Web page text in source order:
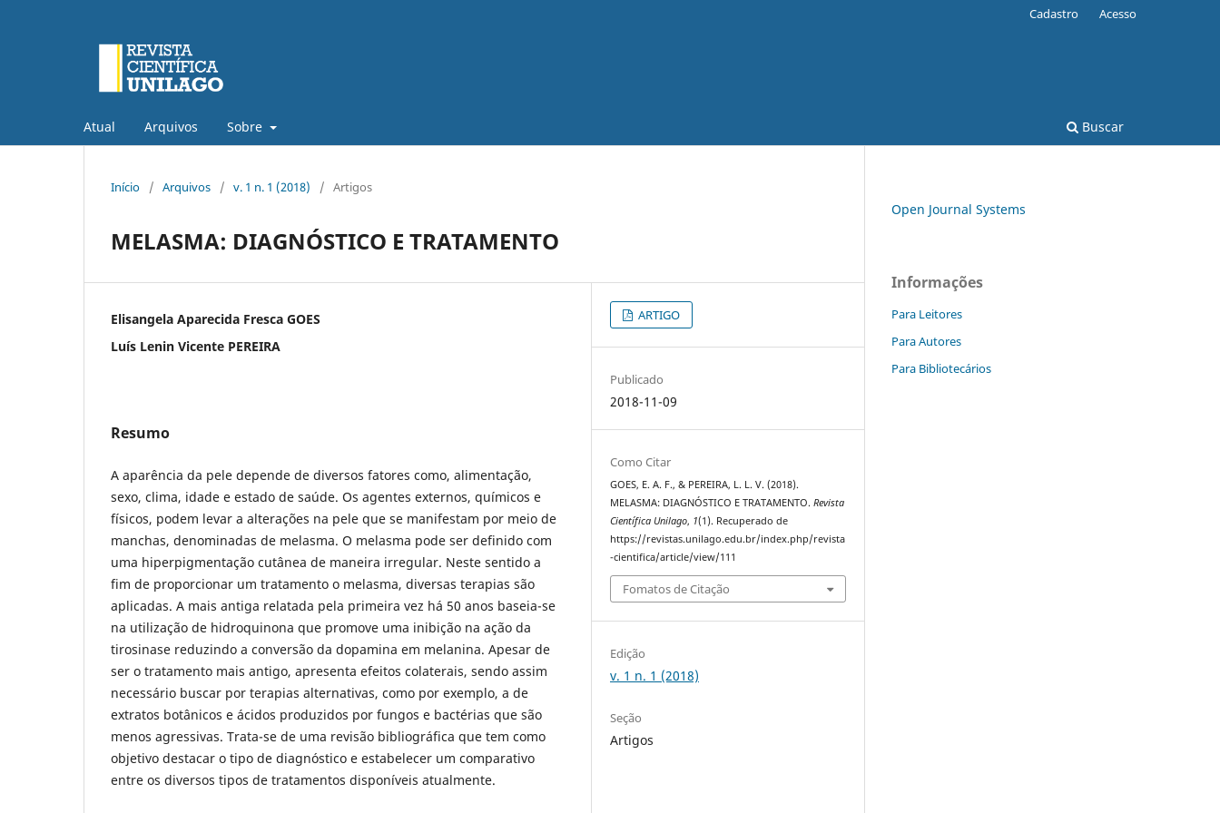
Atual Arquivos Sobre Buscar
Cadastro Acesso
Início / Arquivos / v. 1 n. 1 (2018) / Artigos
MELASMA: DIAGNÓSTICO E TRATAMENTO
Elisangela Aparecida Fresca GOES
Luís Lenin Vicente PEREIRA
Resumo
A aparência da pele depende de diversos fatores como, alimentação,
sexo, clima, idade e estado de saúde. Os agentes externos, químicos e
físicos, podem levar a alterações na pele que se manifestam por meio de
manchas, denominadas de melasma. O melasma pode ser definido com
uma hiperpigmentação cutânea de maneira irregular. Neste sentido a
fim de proporcionar um tratamento o melasma, diversas terapias são
aplicadas. A mais antiga relatada pela primeira vez há 50 anos baseia-se
na utilização de hidroquinona que promove uma inibição na ação da
tirosinase reduzindo a conversão da dopamina em melanina. Apesar de
ser o tratamento mais antigo, apresenta efeitos colaterais, sendo assim
necessário buscar por terapias alternativas, como por exemplo, a de
extratos botânicos e ácidos produzidos por fungos e bactérias que são
menos agressivas. Trata-se de uma revisão bibliográfica que tem como
objetivo destacar o tipo de diagnóstico e estabelecer um comparativo
entre os diversos tipos de tratamentos disponíveis atualmente.
ARTIGO
Publicado
2018-11-09
Como Citar
GOES, E. A. F., & PEREIRA, L. L. V. (2018).
MELASMA: DIAGNÓSTICO E TRATAMENTO.Revista
Científica Unilago, 1(1). Recuperado de
https://revistas.unilago.edu.br/index.php/revista
-cientifica/article/view/111
Fomatos de Citação
Edição
v. 1 n. 1 (2018)
Seção
Artigos
Open Journal Systems
Informações
Para Leitores
Para Autores
Para Bibliotecários